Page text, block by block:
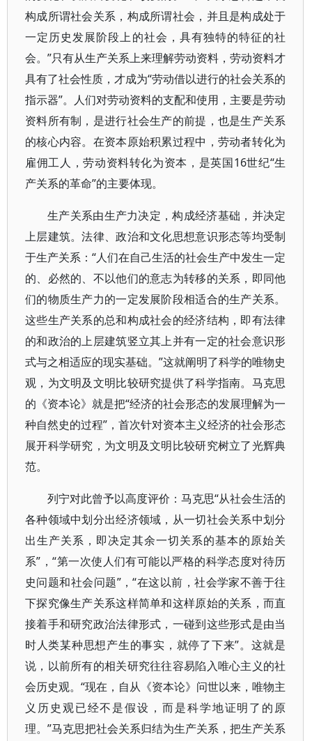
构成所谓社会关系，构成所谓社会，并且是构成处于
一定历史发展阶段上的社会，具有独特的特征的社
会。”只有从生产关系上来理解劳动资料，劳动资料才
具有了社会性质，才成为“劳动借以进行的社会关系的
指示器”。人们对劳动资料的支配和使用，主要是劳动
资料所有制，是进行社会生产的前提，也是生产关系
的核心内容。在资本原始积累过程中，劳动者转化为
雇佣工人，劳动资料转化为资本，是英国16世纪“生
产关系的革命”的主要体现。
生产关系由生产力决定，构成经济基础，并决定
上层建筑。法律、政治和文化思想意识形态等均受制
于生产关系：“人们在自己生活的社会生产中发生一定
的、必然的、不以他们的意志为转移的关系，即同他
们的物质生产力的一定发展阶段相适合的生产关系。
这些生产关系的总和构成社会的经济结构，即有法律
的和政治的上层建筑竖立其上并有一定的社会意识形
式与之相适应的现实基础。”这就阐明了科学的唯物史
观，为文明及文明比较研究提供了科学指南。马克思
的《资本论》就是把“经济的社会形态的发展理解为一
种自然史的过程”，首次针对资本主义经济的社会形态
展开科学研究，为文明及文明比较研究树立了光辉典
范。
列宁对此曾予以高度评价：马克思“从社会生活的
各种领域中划分出经济领域，从一切社会关系中划分
出生产关系，即决定其余一切关系的基本的原始关
系”，“第一次使人们有可能以严格的科学态度对待历
史问题和社会问题”，“在这以前，社会学家不善于往
下探究像生产关系这样简单和这样原始的关系，而直
接着手和研究政治法律形式，一碰到这些形式是由当
时人类某种思想产生的事实，就停了下来”。这就是
说，以前所有的相关研究往往容易陷入唯心主义的社
会历史观。“现在，自从《资本论》问世以来，唯物主
义历史观已经不是假设，而是科学地证明了的原
理。”马克思把社会关系归结为生产关系，把生产关系